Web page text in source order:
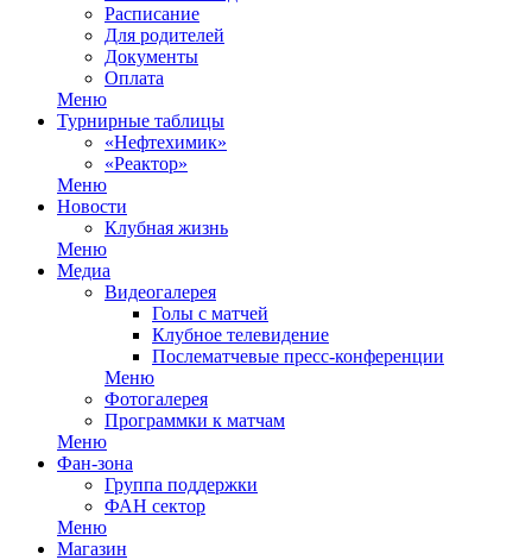
Расписание
Для родителей
Документы
Оплата
Меню
Турнирные таблицы
«Нефтехимик»
«Реактор»
Меню
Новости
Клубная жизнь
Меню
Медиа
Видеогалерея
Голы с матчей
Клубное телевидение
Послематчевые пресс-конференции
Меню
Фотогалерея
Программки к матчам
Меню
Фан-зона
Группа поддержки
ФАН сектор
Меню
Магазин